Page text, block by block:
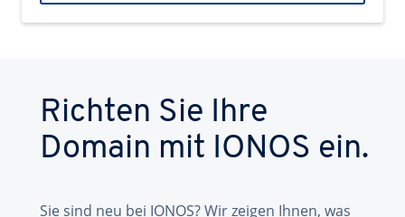
Richten Sie Ihre
Domain mit IONOS ein.
Sie sind neu bei IONOS? Wir zeigen Ihnen, was